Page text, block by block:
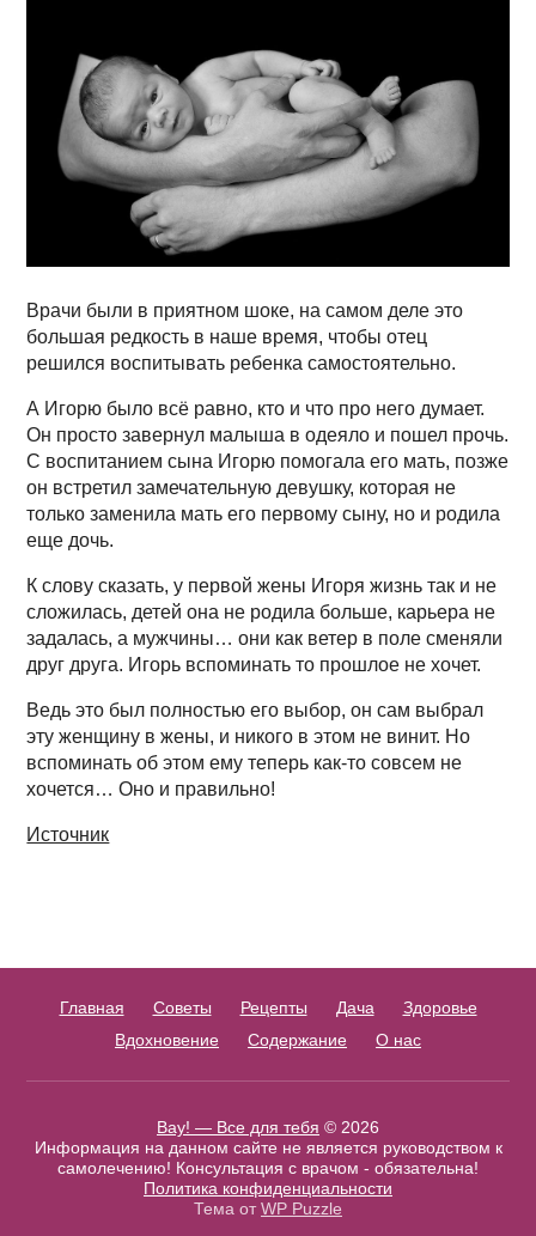
Врачи были в приятном шоке, на самом деле это
большая редкость в наше время, чтобы отец
решился воспитывать ребенка самостоятельно.
А Игорю было всё равно, кто и что про него думает.
Он просто завернул малыша в одеяло и пошел прочь.
С воспитанием сына Игорю помогала его мать, позже
он встретил замечательную девушку, которая не
только заменила мать его первому сыну, но и родила
еще дочь.
К слову сказать, у первой жены Игоря жизнь так и не
сложилась, детей она не родила больше, карьера не
задалась, а мужчины… они как ветер в поле сменяли
друг друга. Игорь вспоминать то прошлое не хочет.
Ведь это был полностью его выбор, он сам выбрал
эту женщину в жены, и никого в этом не винит. Но
вспоминать об этом ему теперь как-то совсем не
хочется… Оно и правильно!
Источник
Главная Советы Рецепты Дача
Здоровье
Вдохновение
Содержание О нас
Вау! — Все для тебя © 2026
Информация на данном сайте не является руководством к
самолечению! Консультация с врачом - обязательна!
Политика конфиденциальности
Тема отWP Puzzle